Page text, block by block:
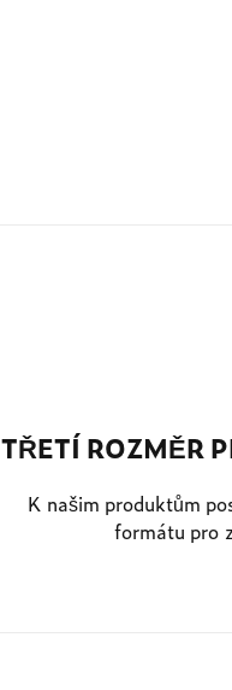
TŘETÍ ROZMĚR
K našim produktům
formátu pro